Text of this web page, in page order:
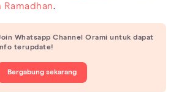
Ramadhan.
Whatsapp Channel Orami untuk dapat
terupdate!
Bergabung sekarang